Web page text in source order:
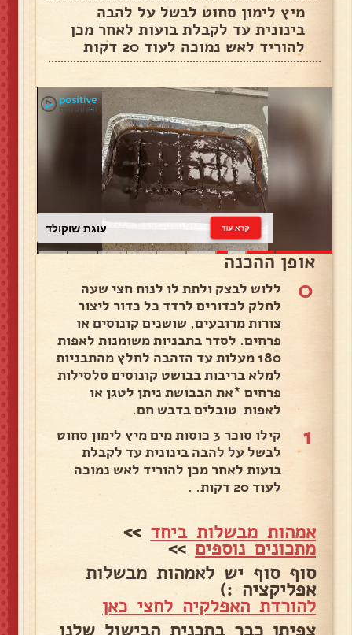
מיץ לימון סחוט לבשל על להבה
בינונית עד לקבלת בועות לאחר מכן
להוריד לאש נמוכה לעוד 20 דקות
עוגת שוקולד קרא עוד
אופן ההכנה
0
ללוש לבצק ולתת לו לנוח חצי שעה
לחלק לכדורים לרדד כל כדור ליצור
צורות מרובעים, שושנים קונוסים או
פרחים. לסדר בתבניות משומנות לאפות
180 מעלות עד הזהבה לחלץ מהתבניות
למלא בריבות בבושט קונוסים סלסילות
פרחים *את הבבושת ניתן לטגן או
לאפות טובלים בדבש חם.
1
קילו סוכר 3 כוסות מים מיץ לימון סחוט
לבשל על להבה בינונית עד לקבלת
בועות לאחר מכן להוריד לאש נמוכה
לעוד 20 דקות. .
אמהות מבשלות ביחד >>
מתכונים נוספים>>
סוף סוף יש לאמהות מבשלות
אפליקציה :)
להורדת האפלקיה לחצי כאן